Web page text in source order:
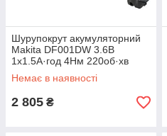
Шурупокрут акумуляторний
Makita DF001DW 3.6В
1х1.5А·год 4Нм 220об·хв
набір приладдя 81шт
(DF001DW)
Немає в наявності
2 805 ₴